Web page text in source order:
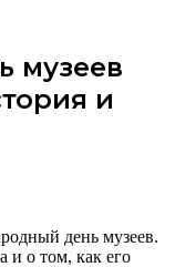
музеев
и
день музеев.
и о том, как его